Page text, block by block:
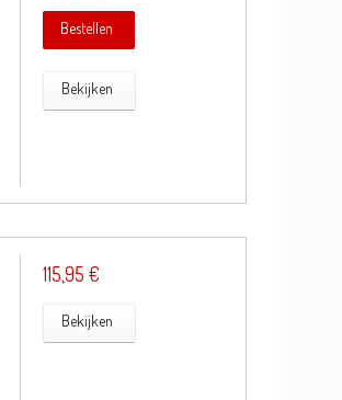
Bestellen
Bekijken
115,95 €
Bekijken